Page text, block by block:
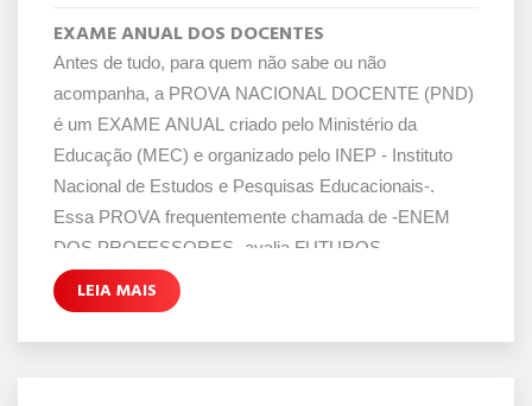
EXAME ANUAL DOS DOCENTES
Antes de tudo, para quem não sabe ou não
acompanha, a PROVA NACIONAL DOCENTE (PND)
é um EXAME ANUAL criado pelo Ministério da
Educação (MEC) e organizado pelo INEP - Instituto
Nacional de Estudos e Pesquisas Educacionais-.
Essa PROVA frequentemente chamada de -ENEM
DOS PROFESSORES- avalia FUTUROS
EDUCADORES para compor um BANCO NACIONAL
DE PROFESSORES QUALIFICADOS PARA A
EDUCAÇÃO BÁSICA.
DADOS HORRIPILANTES
LEIA MAIS